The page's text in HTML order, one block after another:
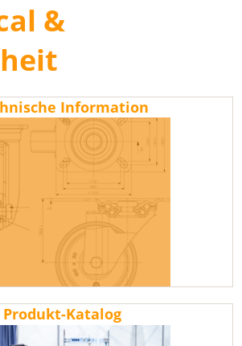
&
Information
Produkt-Katalog